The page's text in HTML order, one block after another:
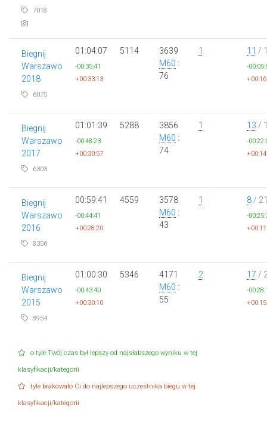
7018
Biegnij
Warszawo
2018
6075
01:04:07
-00:35:41
+00:33:13
5114
3639
M60 :
76
1 11 /
-
Biegnij
Warszawo
2017
6303
01:01:39
-00:48:23
+00:30:57
5288
3856
M60 :
74
1 13 /
-
Biegnij
Warszawo
2016
8356
00:59:41
-00:44:41
+00:28:20
4559
3578
M60 :
43
1 8 /
-
Biegnij
Warszawo
2015
8954
01:00:30
-00:43:40
+00:30:10
5346
4171
M60 :
55
2 17 /
-
o tyle Twój czas był lepszy od najsłabszego wyniku w tej
klasyfikacji/kategorii
tyle brakowało Ci do najlepszego uczestnika biegu w tej
klasyfikacji/kategorii